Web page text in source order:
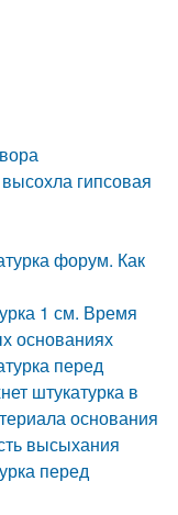
гипсовая
форум. Как
1 см. Время
основаниях
перед
штукатурка в
основания
высыхания
перед